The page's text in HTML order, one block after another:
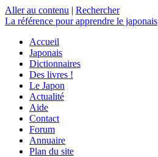
Aller au contenu | Rechercher
La référence pour apprendre le japonais
Accueil
Japonais
Dictionnaires
Des livres !
Le Japon
Actualité
Aide
Contact
Forum
Annuaire
Plan du site